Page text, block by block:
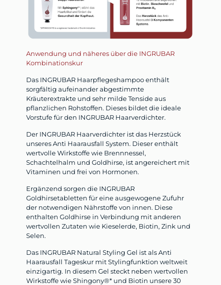
Anwendung und näheres über die INGRUBAR
Kombinationskur
Das INGRUBAR Haarpflegeshampoo enthält
sorgfältig aufeinander abgestimmte
Kräuterextrakte und sehr milde Tenside aus
pflanzlichen Rohstoffen. Dieses bildet die ideale
Vorstufe für den INGRUBAR Haarverdichter.
Der INGRUBAR Haarverdichter ist das Herzstück
unseres Anti Haarausfall System. Dieser enthält
wertvolle Wirkstoffe wie Brennnessel,
Schachtelhalm und Goldhirse, ist angereichert mit
Vitaminen und frei von Hormonen.
Ergänzend sorgen die INGRUBAR
Goldhirsetabletten für eine ausgewogene Zufuhr
der notwendigen Nährstoffe von innen. Diese
enthalten Goldhirse in Verbindung mit anderen
wertvollen Zutaten wie Kieselerde, Biotin, Zink und
Selen.
Das INGRUBAR Natural Styling Gel ist als Anti
Haarausfall Tageskur mit Stylingfunktion weltweit
einzigartig. In diesem Gel steckt neben wertvollen
Wirkstoffe wie Shingony®* und Biotin unsere 30